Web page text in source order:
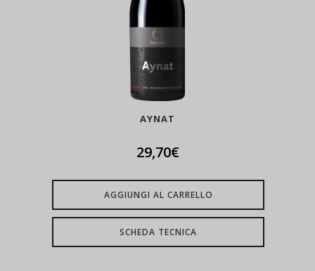
AYNAT
29,70€
AGGIUNGI AL CARRELLO
SCHEDA TECNICA